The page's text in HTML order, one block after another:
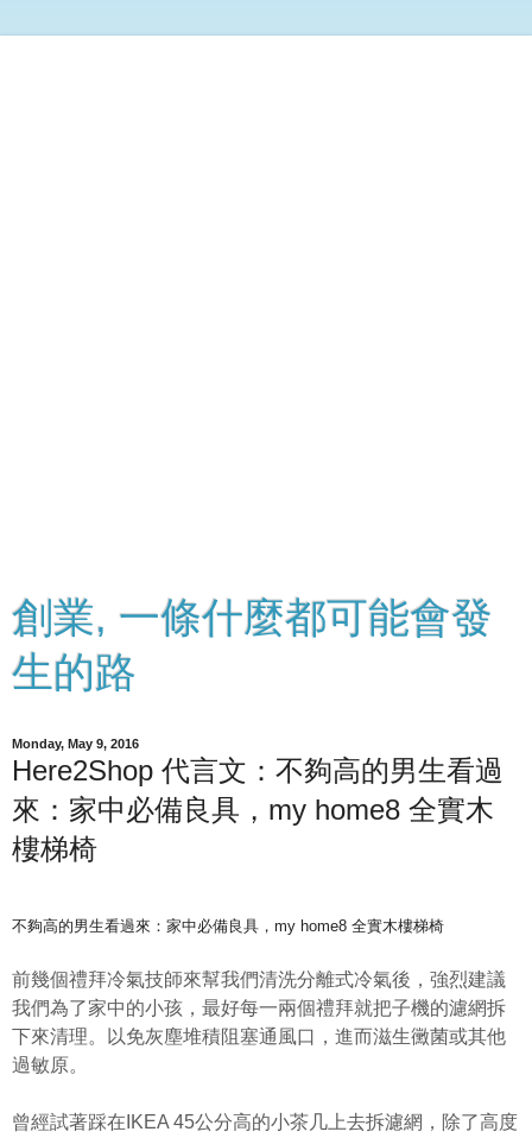
創業, 一條什麼都可能會發
生的路
Monday, May 9, 2016
Here2Shop 代言文：不夠高的男生看過
來：家中必備良具，my home8 全實木
樓梯椅
不夠高的男生看過來：家中必備良具，my home8 全實木樓梯椅
前幾個禮拜冷氣技師來幫我們清洗分離式冷氣後，強烈建議
我們為了家中的小孩，最好每一兩個禮拜就把子機的濾網拆
下來清理。以免灰塵堆積阻塞通風口，進而滋生黴菌或其他
過敏原。
曾經試著踩在IKEA 45公分高的小茶几上去拆濾網，除了高度